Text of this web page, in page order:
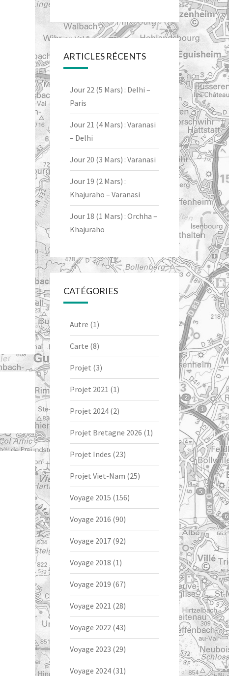
ARTICLES RÉCENTS
Jour 22 (5 Mars) : Delhi –
Paris
Jour 21 (4 Mars) : Varanasi
– Delhi
Jour 20 (3 Mars) : Varanasi
Jour 19 (2 Mars) :
Khajuraho – Varanasi
Jour 18 (1 Mars) : Orchha –
Khajuraho
CATÉGORIES
Autre (1)
Carte (8)
Projet (3)
Projet 2021 (1)
Projet 2024(2)
Projet Bretagne 2026 (1)
Projet Indes (23)
Projet Viet-Nam (25)
Voyage 2015 (156)
Voyage 2016 (90)
Voyage 2017(92)
Voyage 2018 (1)
Voyage 2019 (67)
Voyage 2021 (28)
Voyage 2022(43)
Voyage 2023 (29)
Voyage 2024(31)